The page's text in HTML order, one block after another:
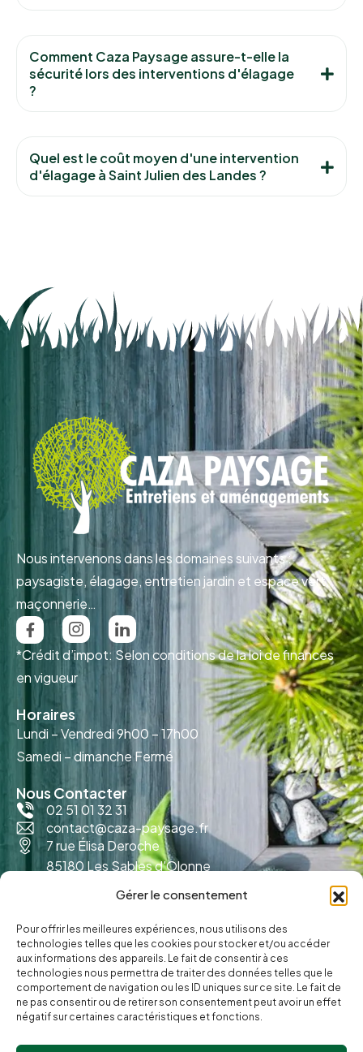
Gérer le consentement
Pour offrir les meilleures expériences, nous utilisons des
technologies telles que les cookies pour stocker et/ou accéder
aux informations des appareils. Le fait de consentir à ces
technologies nous permettra de traiter des données telles que le
comportement de navigation ou les ID uniques sur ce site. Le fait de
ne pas consentir ou de retirer son consentement peut avoir un effet
négatif sur certaines caractéristiques et fonctions.
Comment Caza Paysage assure-t-elle la
sécurité lors des interventions d'élagage
?
Quel est le coût moyen d'une intervention
d'élagage à Saint Julien des Landes ?
Nous intervenons dans les domaines suivants :
paysagiste, élagage, entretien jardin et espace vert,
maçonnerie…
*Crédit d’impot: Selon conditions de la loi de finances
en vigueur
Horaires
Lundi – Vendredi9h00 – 17h00
Samedi – dimanche Fermé
Nous Contacter
02 51 01 32 31
contact@caza-paysage.fr
7 rue Élisa Deroche
85180 Les Sables d'Olonne